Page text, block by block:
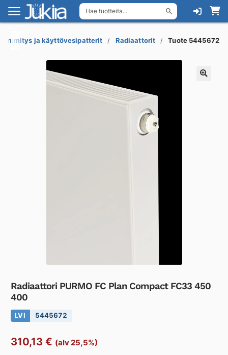
Hae tuotteita...
Siirry
navigointiin
Siirry
sisältöön
Lämmitys ja käyttövesipatterit Radiaattorit Tuote 5445672
Radiaattori PURMO FC Plan Compact FC33 450
400
LVI 5445672
310,13 € (alv 25,5%)